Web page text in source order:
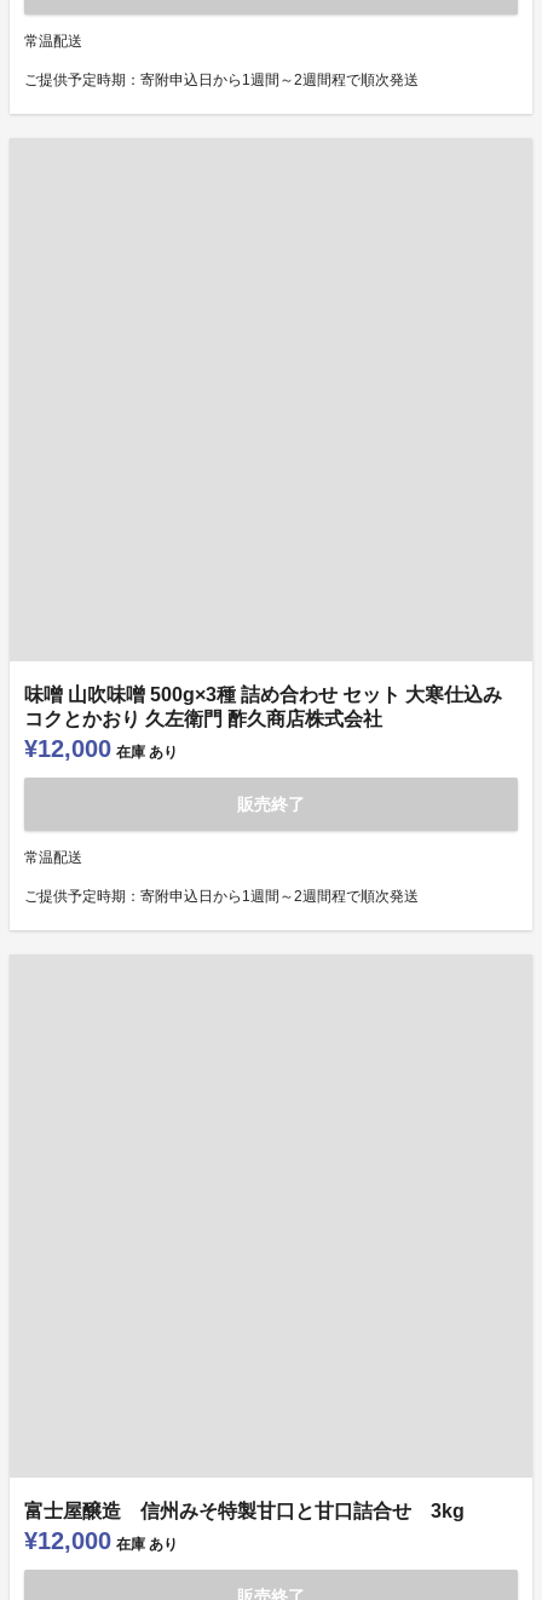
常温配送
ご提供予定時期：寄附申込日から1週間～2週間程で順次発送
味噌 山吹味噌 500g×3種 詰め合わせ セット 大寒仕込み
コクとかおり 久左衛門 酢久商店株式会社
¥12,000 在庫 あり
販売終了
常温配送
ご提供予定時期：寄附申込日から1週間～2週間程で順次発送
富士屋醸造 信州みそ特製甘口と甘口詰合せ 3kg
¥12,000 在庫 あり